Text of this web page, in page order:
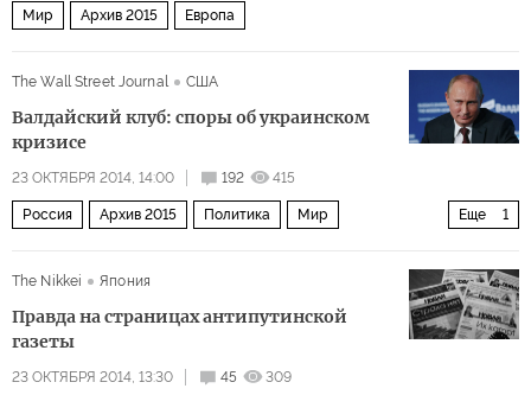
Мир Архив 2015 Европа
The Wall Street Journal США
Валдайский клуб: споры об украинском
кризисе
23 ОКТЯБРЯ 2014, 14:00 192 415
Еще 1
Россия Архив 2015 Политика Мир
The Nikkei
Япония
Правда на страницах антипутинской
газеты
23 ОКТЯБРЯ 2014, 13:30 45 309